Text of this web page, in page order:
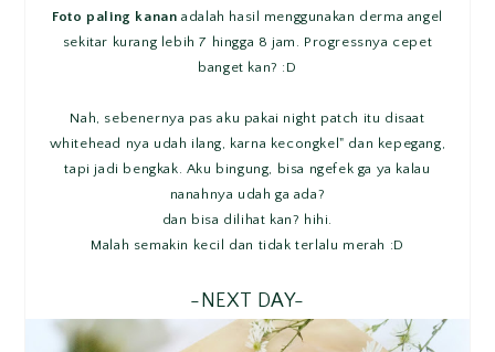
Foto paling kanan adalah hasil menggunakan derma angel
sekitar kurang lebih 7 hingga 8 jam. Progressnya cepet
banget kan? :D
Nah, sebenernya pas aku pakai night patch itu disaat
whitehead nya udah ilang, karna kecongkel" dan kepegang,
tapi jadi bengkak. Aku bingung, bisa ngefek ga ya kalau
nanahnya udah ga ada?
dan bisa dilihat kan? hihi.
Malah semakin kecil dan tidak terlalu merah :D
-NEXT DAY-